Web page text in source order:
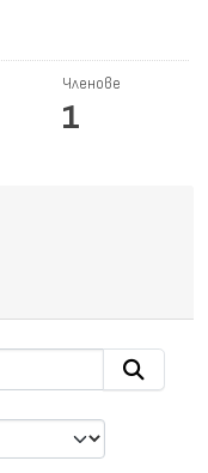
Членове
1